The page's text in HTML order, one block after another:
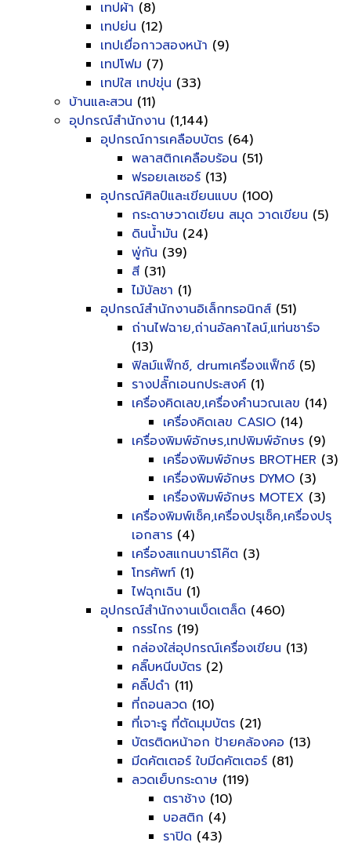
เทปผ้า (8)
เทปย่น (12)
เทปเยื่อกาวสองหน้า (9)
เทปโฟม (7)
เทปใส เทปขุ่น (33)
บ้านและสวน (11)
อุปกรณ์สำนักงาน (1,144)
อุปกรณ์การเคลือบบัตร (64)
พลาสติกเคลือบร้อน (51)
ฟรอยเลเซอร์ (13)
อุปกรณ์ศิลป์และเขียนแบบ (100)
กระดาษวาดเขียน สมุด วาดเขียน (5)
ดินน้ำมัน (24)
พู่กัน (39)
สี (31)
ไม้บัลชา (1)
อุปกรณ์สำนักงานอิเล็กทรอนิกส์ (51)
ถ่านไฟฉาย,ถ่านอัลคาไลน์,แท่นชาร์จ
(13)
ฟิลม์แฟ็กซ์, drumเครื่องแฟ็กซ์ (5)
รางปลั๊กเอนกประสงค์ (1)
เครื่องคิดเลข,เครื่องคำนวณเลข (14)
เครื่องคิดเลข CASIO (14)
เครื่องพิมพ์อักษร,เทปพิมพ์อักษร (9)
เครื่องพิมพ์อักษร BROTHER (3)
เครื่องพิมพ์อักษร DYMO (3)
เครื่องพิมพ์อักษร MOTEX (3)
เครื่องพิมพ์เช็ค,เครื่องปรุเช็ค,เครื่องปรุ
เอกสาร (4)
เครื่องสแกนบาร์โค๊ต (3)
โทรศัพท์ (1)
ไฟฉุกเฉิน (1)
อุปกรณ์สำนักงานเบ็ดเตล็ด (460)
กรรไกร (19)
กล่องใส่อุปกรณ์เครื่องเขียน (13)
คลิ๊บหนีบบัตร (2)
คลิ๊ปดำ (11)
ที่ถอนลวด (10)
ที่เจาะรู ที่ตัดมุมบัตร (21)
บัตรติดหน้าอก ป้ายคล้องคอ (13)
มีดคัตเตอร์ ใบมีดคัตเตอร์ (81)
ลวดเย็บกระดาษ (119)
ตราช้าง (10)
บอสติก (4)
ราปิด (43)